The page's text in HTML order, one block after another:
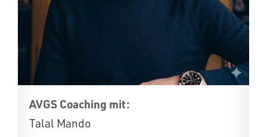
AVGS Coaching mit:
Talal Mando